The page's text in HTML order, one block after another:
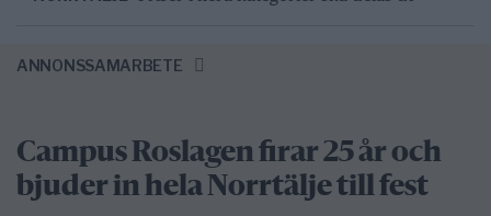
ANNONSSAMARBETE
Campus Roslagen firar 25 år och
bjuder in hela Norrtälje till fest